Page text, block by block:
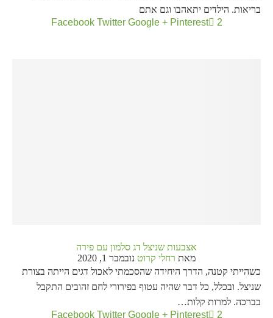
בריאות. הילדים יתאהבו וגם אתם
2
Facebook Twitter Google + Pinterest
אצבעות שניצל דג סלמון עם פירה
מאת רחלי קרוט נובמבר 1, 2020
כשהייתי קטנה, הדרך היחידה שהסכמתי לאכול דגים הייתה בצורת
שניצל. ובכלל, כל דבר שהיה עטוף בפירורי לחם זהובים התקבל
בברכה. למרות קלות…
2
Facebook Twitter Google + Pinterest